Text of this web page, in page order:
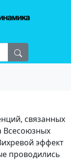
связанных
Всесоюзных
эффект
проводились